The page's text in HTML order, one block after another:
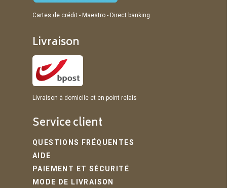
Cartes de crédit - Maestro - Direct banking
Livraison
Livraison à domicile et en point relais
Service client
QUESTIONS FRÉQUENTES
AIDE
PAIEMENT ET SÉCURITÉ
MODE DE LIVRAISON